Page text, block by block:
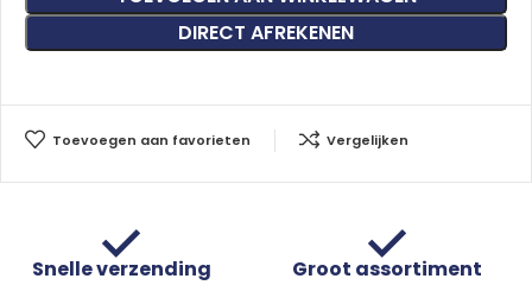
DIRECT AFREKENEN
Toevoegen aan favorieten Vergelijken
Snelle verzending Groot assortiment